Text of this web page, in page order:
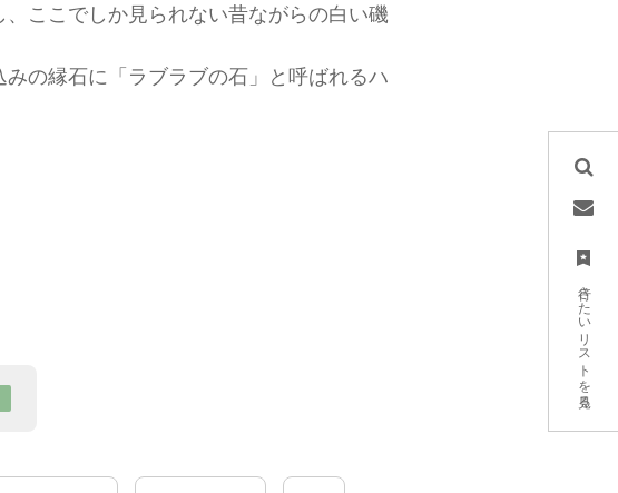
行きたいリストを見る
ここでしか見られない昔ながらの白い磯
の縁石に「ラブラブの石」と呼ばれるハ